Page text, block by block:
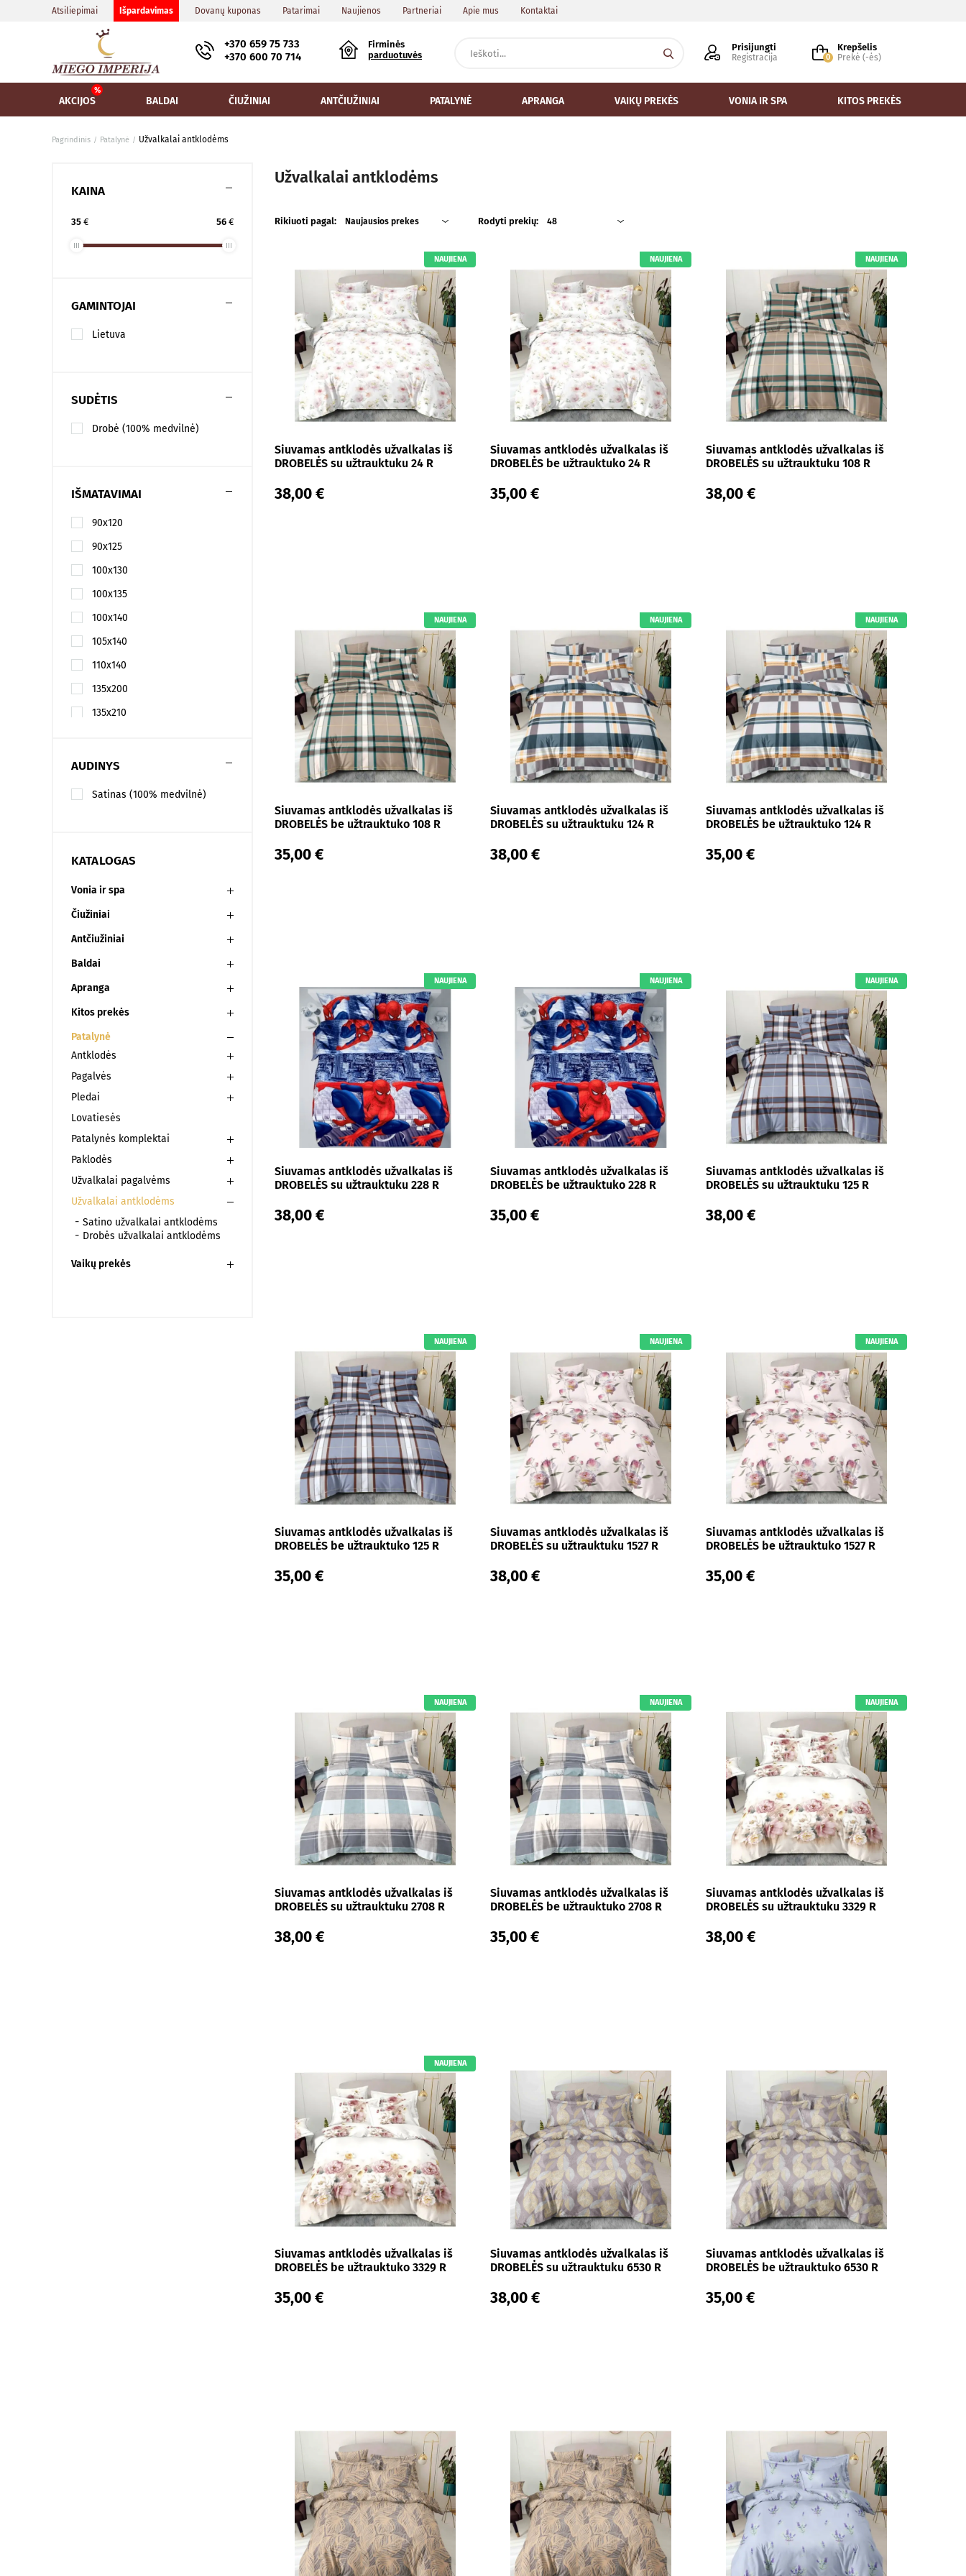
Atsiliepimai Išpardavimas Dovanų kuponas Patarimai Naujienos Partneriai Apie mus Kontaktai
+370 659 75 733
+370 600 70 714
Firminės
parduotuvės
Prisijungti
Registracija 0
Krepšelis
Prekė (-ės)
AKCIJOS BALDAI ČIUŽINIAI ANTČIUŽINIAI PATALYNĖ APRANGA VAIKŲ PREKĖS VONIA IR SPA KITOS PREKĖS
Pagrindinis Patalynė Užvalkalai antklodėms
KAINA
35 € 56 €
GAMINTOJAI
Lietuva
SUDĖTIS
Drobė (100% medvilnė)
IŠMATAVIMAI
90x120
90x125
100x130
100x135
100x140
105x140
110x140
135x200
135x210
140x200
140x220
150x200
150x205
150x210
150x215
160x200
160x205
160x210
160x215
165x200
165x210
165x215
AUDINYS
Satinas (100% medvilnė)
KATALOGAS
Vonia ir spa
Čiužiniai
Antčiužiniai
Baldai
Apranga
Kitos prekės
Patalynė
Antklodės
Pagalvės
Pledai
Lovatiesės
Patalynės komplektai
Paklodės
Užvalkalai pagalvėms
Užvalkalai antklodėms
Satino užvalkalai antklodėms
Drobės užvalkalai antklodėms
Vaikų prekės
Užvalkalai antklodėms
Rikiuoti pagal: Naujausios prekes Rodyti prekių: 48
NAUJIENA
Siuvamas antklodės užvalkalas iš
DROBELĖS su užtrauktuku 24 R
38,00 €
NAUJIENA
Siuvamas antklodės užvalkalas iš
DROBELĖS be užtrauktuko 24 R
35,00 €
NAUJIENA
Siuvamas antklodės užvalkalas iš
DROBELĖS su užtrauktuku 108 R
38,00 €
NAUJIENA
Siuvamas antklodės užvalkalas iš
DROBELĖS be užtrauktuko 108 R
35,00 €
NAUJIENA
Siuvamas antklodės užvalkalas iš
DROBELĖS su užtrauktuku 124 R
38,00 €
NAUJIENA
Siuvamas antklodės užvalkalas iš
DROBELĖS be užtrauktuko 124 R
35,00 €
NAUJIENA
Siuvamas antklodės užvalkalas iš
DROBELĖS su užtrauktuku 228 R
38,00 €
NAUJIENA
Siuvamas antklodės užvalkalas iš
DROBELĖS be užtrauktuko 228 R
35,00 €
NAUJIENA
Siuvamas antklodės užvalkalas iš
DROBELĖS su užtrauktuku 125 R
38,00 €
NAUJIENA
Siuvamas antklodės užvalkalas iš
DROBELĖS be užtrauktuko 125 R
35,00 €
NAUJIENA
Siuvamas antklodės užvalkalas iš
DROBELĖS su užtrauktuku 1527 R
38,00 €
NAUJIENA
Siuvamas antklodės užvalkalas iš
DROBELĖS be užtrauktuko 1527 R
35,00 €
NAUJIENA
Siuvamas antklodės užvalkalas iš
DROBELĖS su užtrauktuku 2708 R
38,00 €
NAUJIENA
Siuvamas antklodės užvalkalas iš
DROBELĖS be užtrauktuko 2708 R
35,00 €
NAUJIENA
Siuvamas antklodės užvalkalas iš
DROBELĖS su užtrauktuku 3329 R
38,00 €
NAUJIENA
Siuvamas antklodės užvalkalas iš
DROBELĖS be užtrauktuko 3329 R
35,00 €
Siuvamas antklodės užvalkalas iš
DROBELĖS su užtrauktuku 6530 R
38,00 €
Siuvamas antklodės užvalkalas iš
DROBELĖS be užtrauktuko 6530 R
35,00 €